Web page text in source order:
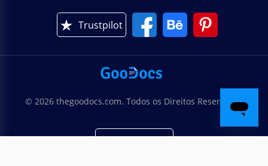
Trustpilot
© 2026 thegoodocs.com. Todos os Direitos Reservados
Português